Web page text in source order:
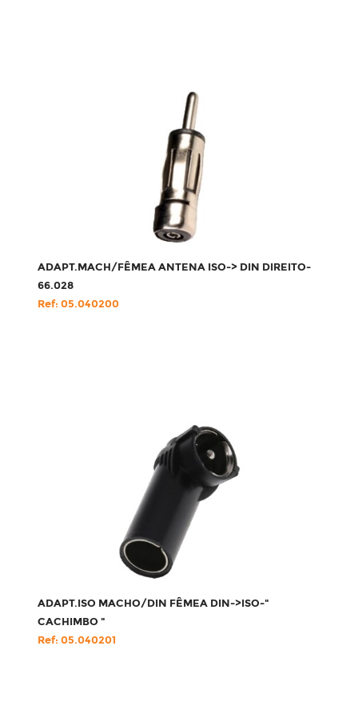
ADAPT.MACH/FÊMEA ANTENA ISO-> DIN DIREITO-
66.028
Ref: 05.040200
ADAPT.ISO MACHO/DIN FÊMEA DIN->ISO-"
CACHIMBO "
Ref: 05.040201